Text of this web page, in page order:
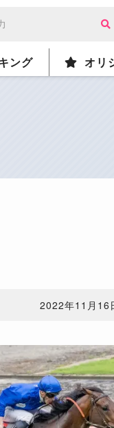
ング オリ
2022年11月16